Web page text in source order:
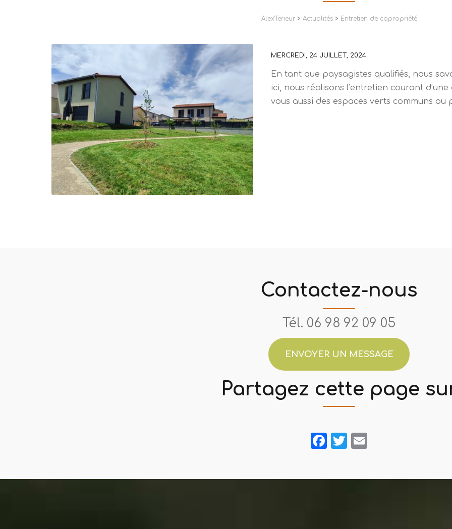
Alex'Terieur> Actualités> Entretien de copropriété
MERCREDI, 24 JUILLET, 2024
En tant que paysagistes qualifiés, nous
ici, nous réalisons l’entretien courant
vous aussi des espaces verts communs
Contactez-nous
Tél. 06 98 92 09 05
ENVOYER UN MESSAGE
Partagez cette page
Facebook
Twitter